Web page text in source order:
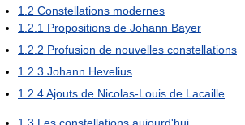
1.2 Constellations modernes
1.2.1 Propositions de Johann Bayer
1.2.2 Profusion de nouvelles constellations
1.2.3 Johann Hevelius
1.2.4Ajouts de Nicolas-Louis de Lacaille
1.3 Les constellations aujourd'hui